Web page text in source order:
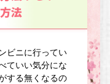
法
ビニに行ってい
ていい気分にな
する無くなるの